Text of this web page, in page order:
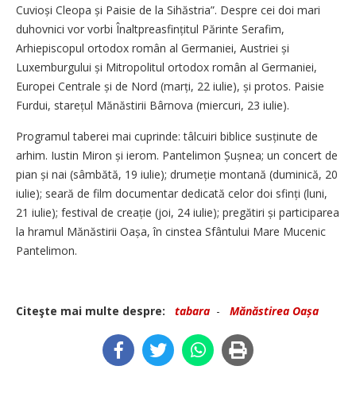
Cuvioși Cleopa și Paisie de la Sihăstria”. Despre cei doi mari
duhovnici vor vorbi Înaltpreasfințitul Părinte Serafim,
Arhiepiscopul ortodox român al Germaniei, Austriei și
Luxemburgului și Mitropolitul ortodox român al Germaniei,
Europei Centrale și de Nord (marți, 22 iulie), și protos. Paisie
Furdui, starețul Mănăstirii Bârnova (miercuri, 23 iulie).
Programul taberei mai cuprinde: tâlcuiri biblice susținute de
arhim. Iustin Miron și ierom. Pantelimon Șușnea; un concert de
pian și nai (sâmbătă, 19 iulie); drumeție montană (duminică, 20
iulie); seară de film documentar dedicată celor doi sfinți (luni,
21 iulie); festival de creație (joi, 24 iulie); pregătiri și participarea
la hramul Mănăstirii Oașa, în cinstea Sfântului Mare Mucenic
Pantelimon.
Citeşte mai multe despre: tabara - Mănăstirea Oașa